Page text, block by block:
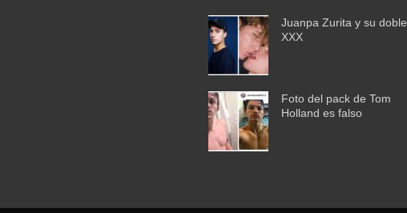
Juanpa Zurita y su doble
XXX
Foto del pack de Tom
Holland es falso